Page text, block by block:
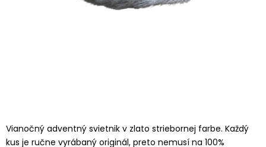
Vianočný adventný svietnik v zlato striebornej farbe. Každý
kus je ručne vyrábaný originál, preto nemusí na 100%